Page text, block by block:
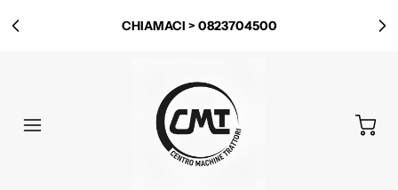
CHIAMACI > 0823704500